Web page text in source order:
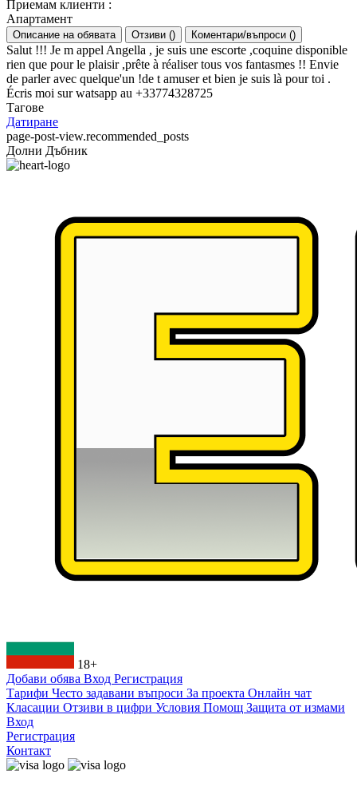
Приемам клиенти :
Апартамент
Описание на обявата Отзиви () Коментари/въпроси ()
Salut !!! Je m appel Angella , je suis une escorte ,coquine disponible
rien que pour le plaisir ,prête à réaliser tous vos fantasmes !! Envie
de parler avec quelque'un !de t amuser et bien je suis là pour toi .
Écris moi sur watsapp au +33774328725
Тагове
Датиране
page-post-view.recommended_posts
Долни Дъбник
18+
Добави обява Вход Регистрация
Тарифи Често задавани въпроси За проекта Онлайн чат
Класации Отзиви в цифри Условия Помощ Защита от измами
Вход
Регистрация
Контакт